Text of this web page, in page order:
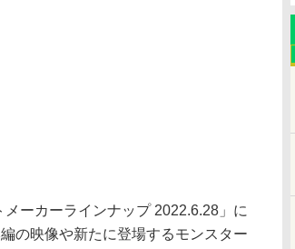
ーカーラインナップ 2022.6.28」に
の映像や新たに登場するモンスター